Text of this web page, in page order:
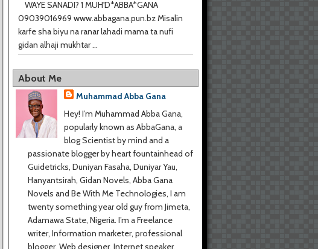
WAYE SANADI? 1 MUH'D*ABBA*GANA
09039016969 www.abbagana.pun.bz Misalin
karfe sha biyu na ranar lahadi mama ta nufi
gidan alhaji mukhtar ...
About Me
Muhammad Abba Gana
Hey! I’m Muhammad Abba Gana,
popularly known as AbbaGana, a
blog Scientist by mind and a
passionate blogger by heart fountainhead of
Guidetricks, Duniyan Fasaha, Duniyar Yau,
Hanyantsirah, Gidan Novels, Abba Gana
Novels and Be With Me Technologies, I am
twenty something year old guy from Jimeta,
Adamawa State, Nigeria. I’m a Freelance
writer, Information marketer, professional
blogger, Web designer, Internet speaker,